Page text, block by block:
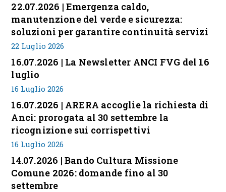
22.07.2026 | Emergenza caldo,
manutenzione del verde e sicurezza:
soluzioni per garantire continuità servizi
22 Luglio 2026
16.07.2026 | La Newsletter ANCI FVG del 16
luglio
16 Luglio 2026
16.07.2026 | ARERA accoglie la richiesta di
Anci: prorogata al 30 settembre la
ricognizione sui corrispettivi
16 Luglio 2026
14.07.2026 | Bando Cultura Missione
Comune 2026: domande fino al 30
settembre